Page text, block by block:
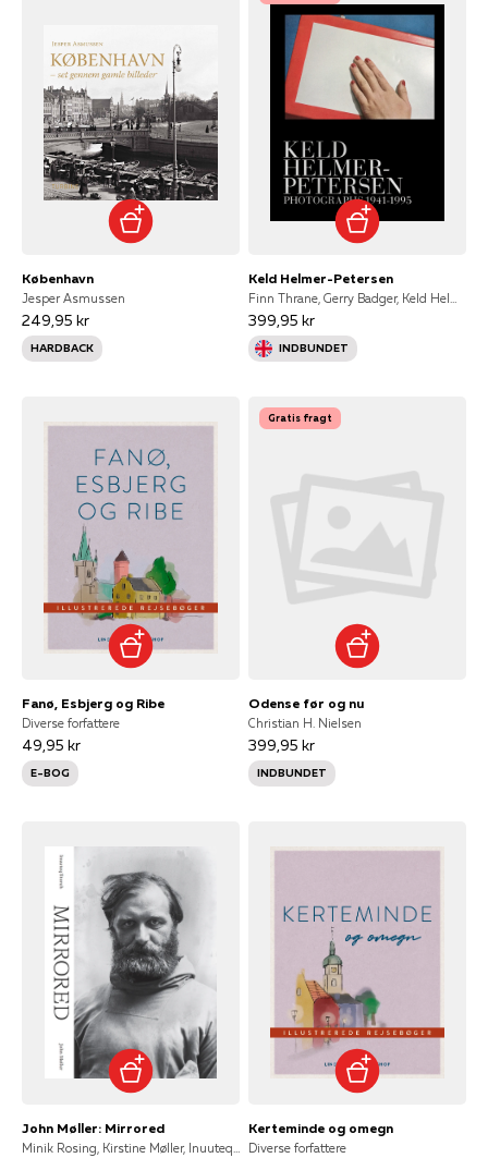
København
Jesper Asmussen
249,95 kr
HARDBACK
Keld Helmer-Petersen
399,95 kr
INDBUNDET
Fanø, Esbjerg og Ribe
Diverse forfattere
49,95 kr
E-BOG
Gratis fragt
Odense før og nu
Christian H. Nielsen
399,95 kr
INDBUNDET
John Møller: Mirrored Kerteminde og omegn
Diverse forfattere